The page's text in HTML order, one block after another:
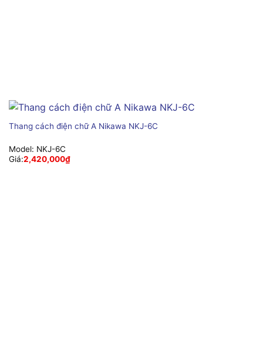
Thang cách điện chữ A Nikawa NKJ-6C
Model: NKJ-6C
Giá:2,420,000₫